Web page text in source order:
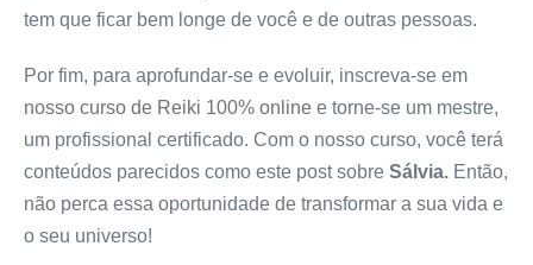
tem que ficar bem longe de você e de outras pessoas.
Por fim, para aprofundar-se e evoluir, inscreva-se em
nosso curso de Reiki 100% online e torne-se um mestre,
um profissional certificado. Com o nosso curso, você terá
conteúdos parecidos como este post sobre Sálvia. Então,
não perca essa oportunidade de transformar a sua vida e
o seu universo!